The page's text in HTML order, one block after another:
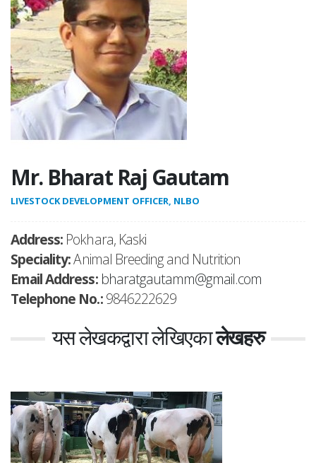
Mr. Bharat Raj Gautam
LIVESTOCK DEVELOPMENT OFFICER, NLBO
Address: Pokhara, Kaski
Speciality:Animal Breeding and Nutrition
Email Address: bharatgautamm@gmail.com
Telephone No.:9846222629
यस लेखकद्वारा लेखिएकालेखहरु